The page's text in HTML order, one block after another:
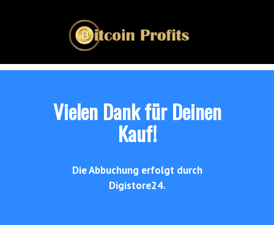
Vielen Dank für Deinen
Kauf!
Die Abbuchung erfolgt durch
Digistore24.